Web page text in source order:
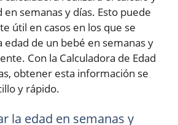
semanas y días. Esto puede
útil en casos en los que se
edad de un bebé en semanas y
Con la Calculadora de Edad
obtener esta información se
y rápido.
la edad en semanas y